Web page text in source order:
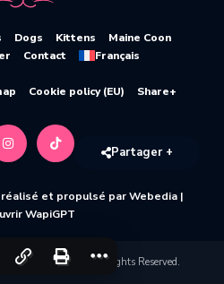
Dogs Kittens
Maine Coon
Contact Français
Cookie policy (EU) Share+
Partager +
et propulsé par Webedia |
WapiGPT
by Webedia. All Rights Reserved.